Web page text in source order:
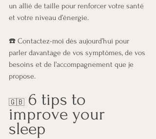
un allié de taille pour renforcer votre santé
et votre niveau d’énergie.
☎️ Contactez-moi dès aujourd’hui pour
parler davantage de vos symptômes, de vos
besoins et de l’accompagnement que je
propose.
🇬🇧 6 tips to
improve your
sleep